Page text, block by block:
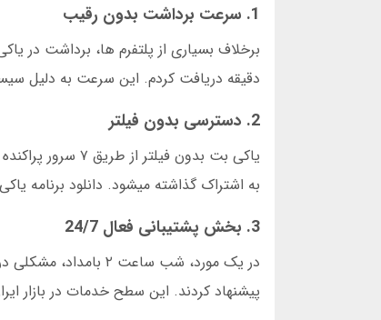
1. سرعت برداشت بدون رقیب
دقیقه دریافت کردم. این سرعت به دلیل
2. دسترسی بدون فیلتر
به اشتراک گذاشته میشود. دانلود برنامه
3. بخش پشتیبانی فعال 24/7
پیشنهاد کردند. این سطح خدمات در بازار